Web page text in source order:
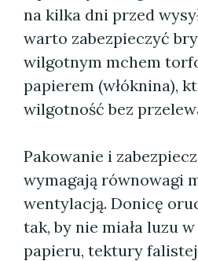
na kilka dni przed
warto zabezpieczyć
wilgotnym mchem
papierem (włóknina),
wilgotność bez
Pakowanie i
wymagają równowagi
wentylacją. Donicę
tak, by nie miała luzu
papieru, tektury